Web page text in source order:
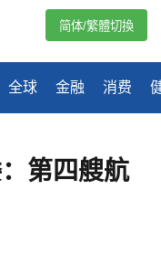
全球 金融 消费
简体/繁體切換
第四艘航